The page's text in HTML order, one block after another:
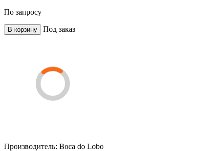
По запросу
В корзину Под заказ
Производитель: Boca do Lobo